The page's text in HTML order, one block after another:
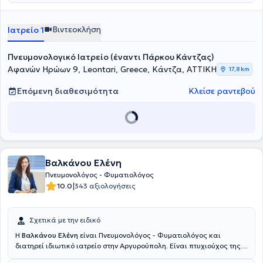
Ιατρείο 1 Βιντεοκλήση
Πνευμονολογικό Ιατρείο (έναντι Πάρκου Κάντζας)
Αφανών Ηρώων 9, Leontari, Greece, Κάντζα, ΑΤΤΙΚΗ
17,8 km
Επόμενη διαθεσιμότητα Κλείσε ραντεβού
Βαλκάνου Ελένη
Πνευμονολόγος - Φυματιολόγος
10.0|343 αξιολογήσεις
Σχετικά με την ειδικό
Η Βαλκάνου Ελένη είναι Πνευμονολόγος - Φυματιολόγος και
διατηρεί ιδιωτικό ιατρείο στην Αργυρούπολη. Είναι πτυχιούχος της